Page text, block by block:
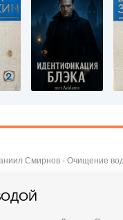
Смирнов - Очищение